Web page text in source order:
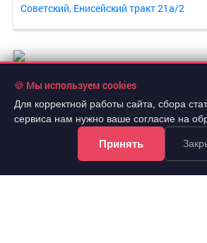
Советский, Енисейский тракт 21а/2
🍪 Мы используем cookies
Для корректной работы сайта, сбора
сервиса нам нужно ваше согласие на
Принять